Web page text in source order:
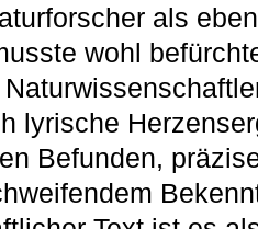
als
wohl
lyrische
Befunden,